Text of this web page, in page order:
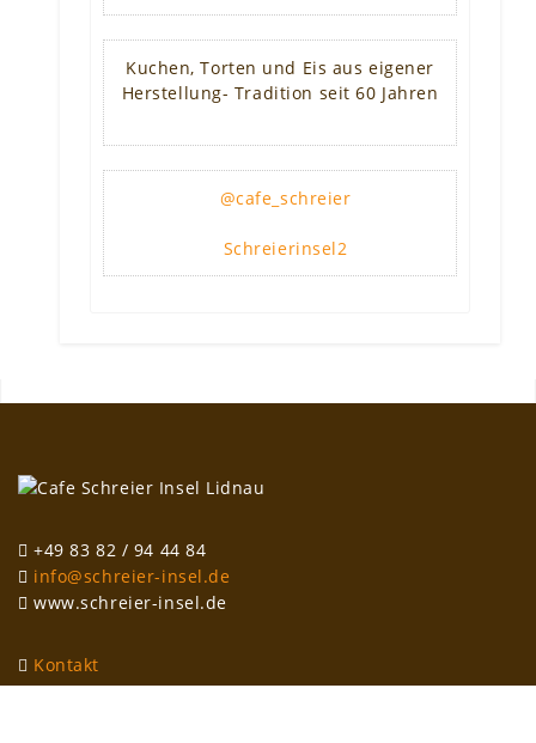
Kuchen, Torten und Eis aus eigener
Herstellung- Tradition seit 60 Jahren
@cafe_schreier
Schreierinsel2
+49 83 82 / 94 44 84
info@schreier-insel.de
www.schreier-insel.de
Kontakt
Impressum